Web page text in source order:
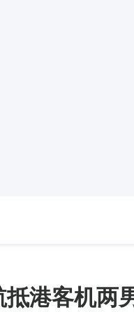
港客机两